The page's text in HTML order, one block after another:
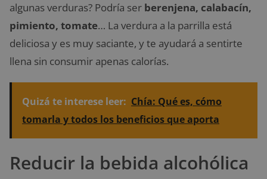
algunas verduras? Podría ser berenjena, calabacín,
pimiento, tomate… La verdura a la parrilla está
deliciosa y es muy saciante, y te ayudará a sentirte
llena sin consumir apenas calorías.
Quizá te interese leer: Chía: Qué es, cómo
tomarla y todos los beneficios que aporta
Reducir la bebida alcohólica